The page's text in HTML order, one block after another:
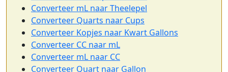
Converteer mL naar Theelepel
Converteer Quarts naar Cups
Converteer Kopjes naar Kwart Gallons
Converteer CC naar mL
Converteer mL naar CC
Converteer Quart naar Gallon